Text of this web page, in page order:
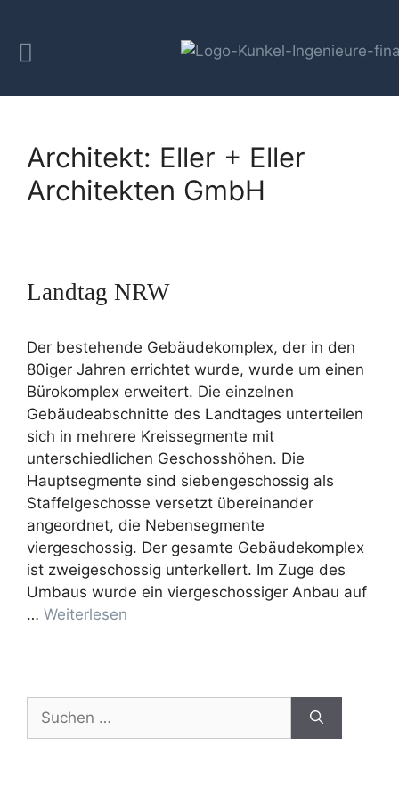
Architekt: Eller + Eller
Architekten GmbH
Landtag NRW
Der bestehende Gebäudekomplex, der in den
80iger Jahren errichtet wurde, wurde um einen
Bürokomplex erweitert. Die einzelnen
Gebäudeabschnitte des Landtages unterteilen
sich in mehrere Kreissegmente mit
unterschiedlichen Geschosshöhen. Die
Hauptsegmente sind siebengeschossig als
Staffelgeschosse versetzt übereinander
angeordnet, die Nebensegmente
viergeschossig. Der gesamte Gebäudekomplex
ist zweigeschossig unterkellert. Im Zuge des
Umbaus wurde ein viergeschossiger Anbau auf
… Weiterlesen